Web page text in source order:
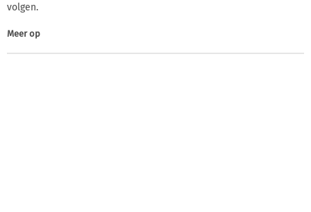
volgen.
Meer op